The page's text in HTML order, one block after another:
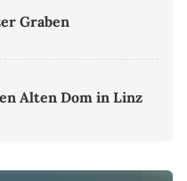
Graben
Alten Dom in Linz